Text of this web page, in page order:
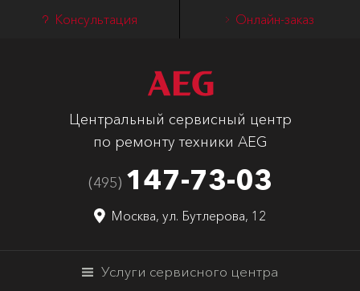
Консультация Онлайн-заказ
Центральный сервисный центр
по ремонту техники AEG
(495) 147-73-03
Москва, ул. Бутлерова, 12
Услуги сервисного центра